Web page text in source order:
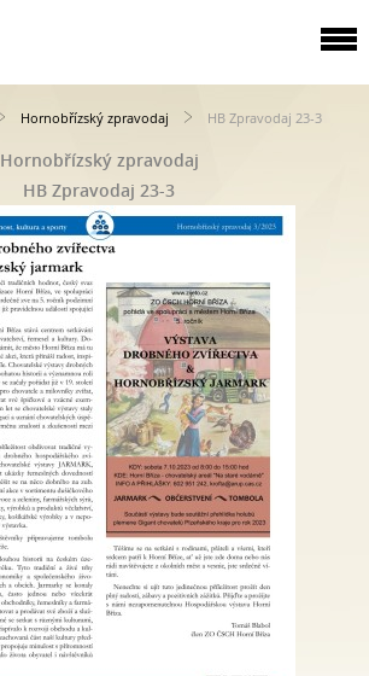
Hornobřízský zpravodaj HB Zpravodaj 23-3
Hornobřízský zpravodaj
HB Zpravodaj 23-3